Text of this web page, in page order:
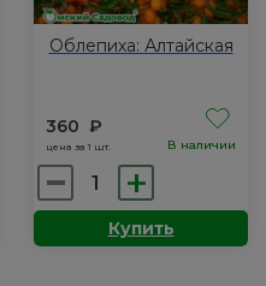
Облепиха: Алтайская
360 ₽
цена за 1 шт. В наличии
Количество
товара
Облепиха:Купить